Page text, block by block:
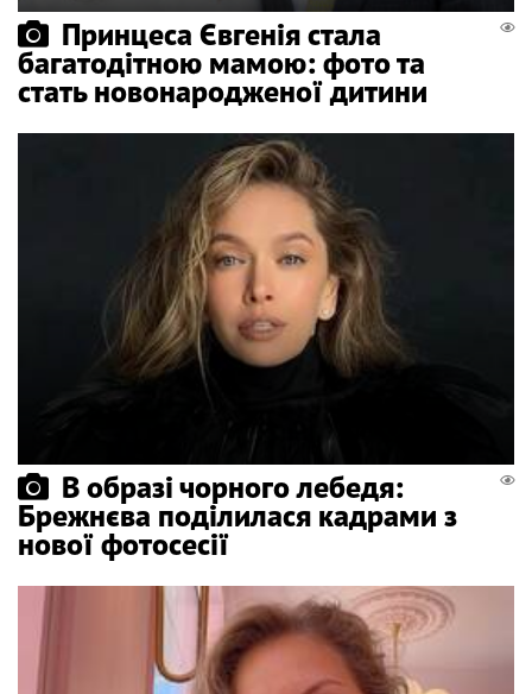
Принцеса Євгенія стала
багатодітною мамою: фото та
стать новонародженої дитини
В образі чорного лебедя:
Брежнєва поділилася кадрами з
нової фотосесії